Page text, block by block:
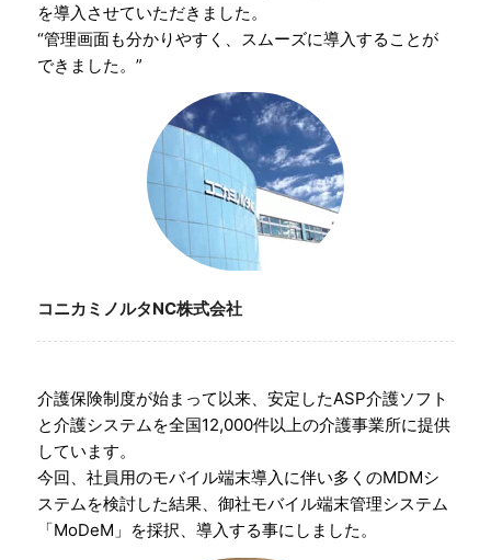
を導入させていただきました。
“管理画面も分かりやすく、スムーズに導入することが
できました。”
コニカミノルタNC株式会社
介護保険制度が始まって以来、安定したASP介護ソフト
と介護システムを全国12,000件以上の介護事業所に提供
しています。
今回、社員用のモバイル端末導入に伴い多くのMDMシ
ステムを検討した結果、御社モバイル端末管理システム
「MoDeM」を採択、導入する事にしました。